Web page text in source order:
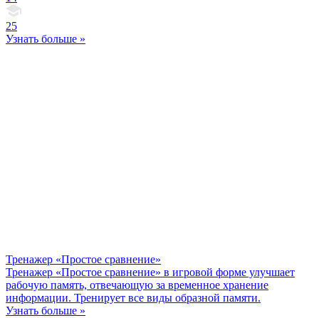
25
Узнать больше »
Тренажер «Простое сравнение»
Тренажер «Простое сравнение» в игровой форме улучшает
рабочую память, отвечающую за временное хранение
информации. Тренирует все виды образной памяти.
Узнать больше »